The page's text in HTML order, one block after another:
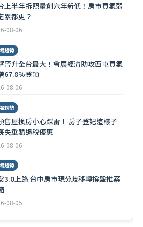
上半年拆照量創六年新低！房市買氣弱
累都更？
08-06
趨勢
晉升全台最大！會展經濟助攻西屯買氣
67.8%登頂
08-06
趨勢
售屋換房小心踩雷！ 房子登記這樣子
失重購退稅優惠
08-06
趨勢
3.0上路 台中房市現分歧移轉撐盤推案
08-05